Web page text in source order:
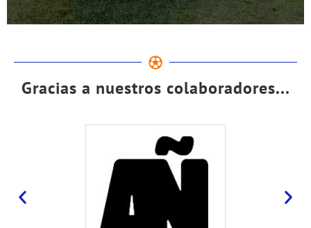
Gracias a nuestros colaboradores...